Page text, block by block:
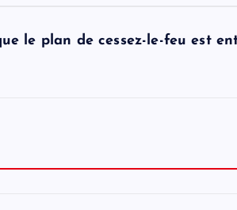
le plan de cessez-le-feu est